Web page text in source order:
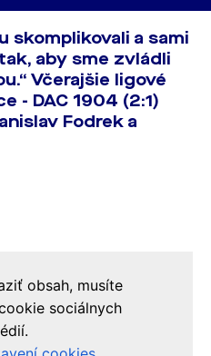
skomplikovali a sami
aby sme zvládli
Včerajšie ligové
- DAC 1904 (2:1)
Fodrek a